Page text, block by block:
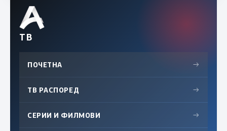
ТВ
ПОЧЕТНА →
ТВ РАСПОРЕД →
СЕРИИ И ФИЛМОВИ →